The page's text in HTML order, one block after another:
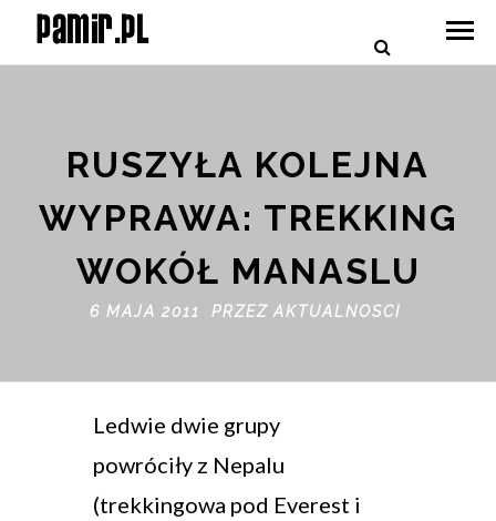
RUSZYŁA KOLEJNA
WYPRAWA: TREKKING
WOKÓŁ MANASLU
6 MAJA 2011 PRZEZAKTUALNOSCI
Ledwie dwie grupy
powróciły z Nepalu
(trekkingowa pod Everest i